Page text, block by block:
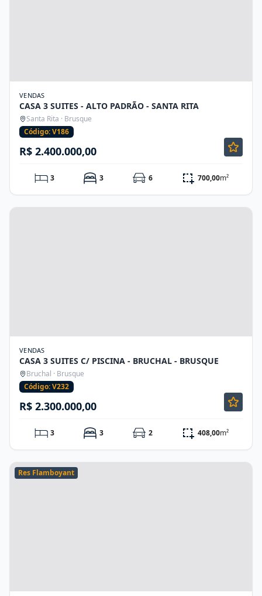
VENDAS
CASA 3 SUITES - ALTO PADRÃO - SANTA RITA
Santa Rita · Brusque
Código: V186
R$ 2.400.000,00
3 3 6 700,00m²
VENDAS
CASA 3 SUITES C/ PISCINA - BRUCHAL - BRUSQUE
Bruchal · Brusque
Código: V232
R$ 2.300.000,00
3 3 2 408,00m²
Res Flamboyant